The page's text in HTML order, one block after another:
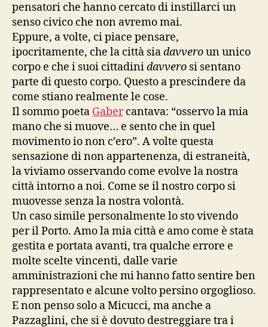
pensatori che hanno cercato di instillarci un
senso civico che non avremo mai.
Eppure, a volte, ci piace pensare,
ipocritamente, che la città siadavveroun unico
corpo e che i suoi cittadinidavvero si sentano
parte di questo corpo. Questo a prescindere da
come stiano realmente le cose.
Il sommo poeta Gabercantava: “osservo la mia
mano che si muove… e sento che in quel
movimento io non c’ero”. A volte questa
sensazione di non appartenenza, di estraneità,
la viviamo osservando come evolve la nostra
città intorno a noi. Come se il nostro corpo si
muovesse senza la nostra volontà.
Un caso simile personalmente lo sto vivendo
per il Porto. Amo la mia città e amo come è stata
gestita e portata avanti, tra qualche errore e
molte scelte vincenti, dalle varie
amministrazioni che mi hanno fatto sentire ben
rappresentato e alcune volto persino orgoglioso.
E non penso solo a Micucci, ma anche a
Pazzaglini, che si è dovuto destreggiare tra i